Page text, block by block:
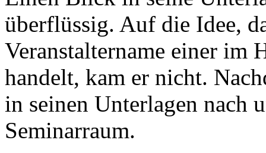
überflüssig. Auf die Idee,
Veranstaltername einer im
handelt, kam er nicht.
in seinen Unterlagen nach
Seminarraum.